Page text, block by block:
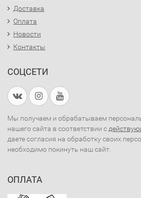
Доставка
Оплата
Новости
Контакты
СОЦСЕТИ
Мы получаем и обрабатываем
нашего сайта в соответствии с
даете согласия на обработку своих
необходимо покинуть наш сайт.
ОПЛАТА